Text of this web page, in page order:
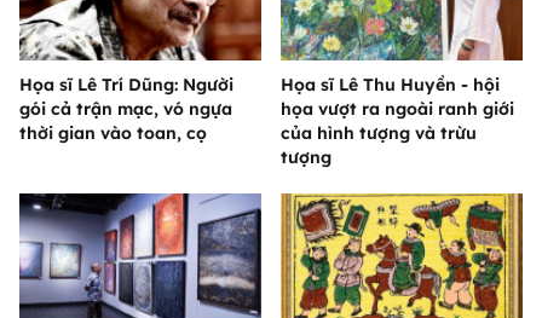
Họa sĩ Lê Trí Dũng: Người
gói cả trận mạc, vó ngựa
thời gian vào toan, cọ
Họa sĩ Lê Thu Huyền - hội
họa vượt ra ngoài ranh giới
của hình tượng và trừu
tượng